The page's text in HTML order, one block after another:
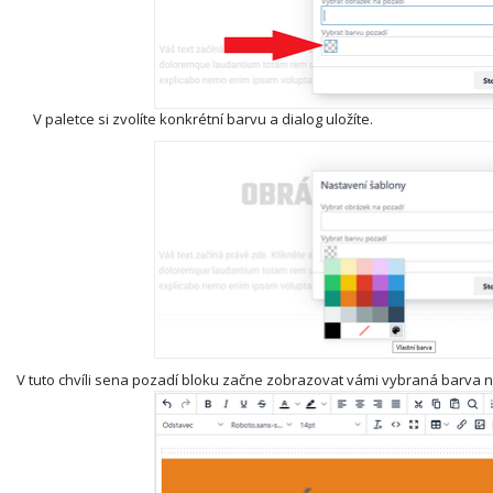
V paletce si zvolíte konkrétní barvu a dialog uložíte.
V tuto chvíli sena pozadí bloku začne zobrazovat vámi vybraná barva